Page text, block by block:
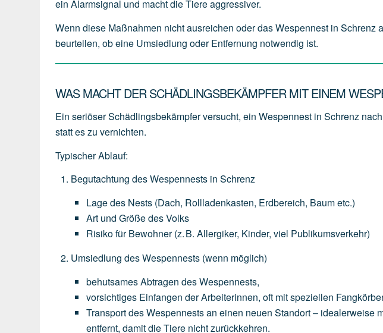
ein Alarmsignal und macht die Tiere aggressiver.
Wenn diese Maßnahmen nicht ausreichen oder das Wespennest in Schrenz
beurteilen, ob eine Umsiedlung oder Entfernung notwendig ist.
WAS MACHT DER SCHÄDLINGSBEKÄMPFER MIT EINEM
Ein seriöser Schädlingsbekämpfer versucht, ein Wespennest in Schrenz
statt es zu vernichten.
Typischer Ablauf:
Begutachtung des Wespennests in Schrenz
Lagedes Nests (Dach, Rollladenkasten, Erdbereich, Baumetc.)
Art und GrößedesVolks
Risikofür Bewohner (z.B. Allergiker, Kinder, viel Publikumsverkehr)
Umsiedlung des Wespennests (wenn möglich)
behutsamesAbtragen desWespennests,
vorsichtiges Einfangen derArbeiterinnen, oft mitspeziellen
TransportdesWespennestsan einen neuen Standort– idealerweise
entfernt, damitdieTiere nichtzurückkehren.